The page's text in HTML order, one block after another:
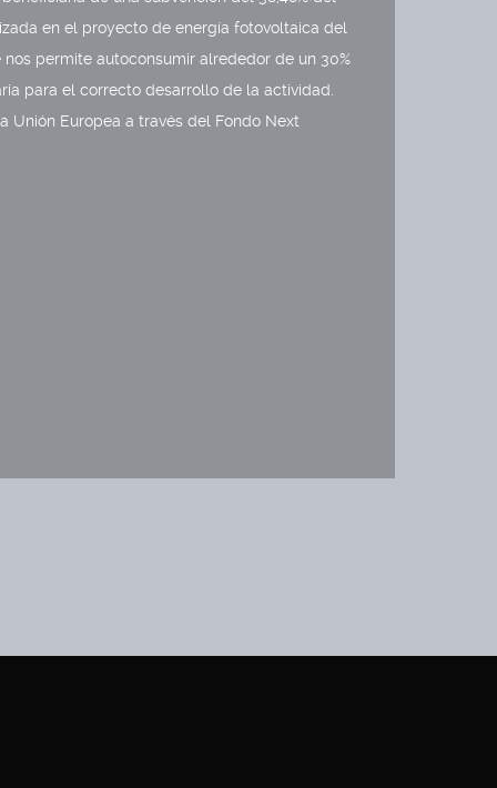
en el proyecto de energía fotovoltaica del
nos permite autoconsumir alrededor de un 30%
para el correcto desarrollo de la actividad.
Unión Europea a través del Fondo Next